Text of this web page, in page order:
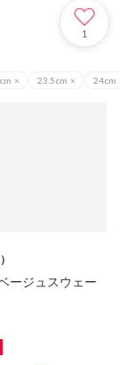
1
× 23.5cm × 24cm
ージュスウェー